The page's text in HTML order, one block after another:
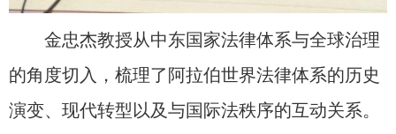
金忠杰教授从中东国家法律体系与全球治理
的角度切入，梳理了阿拉伯世界法律体系的历史
演变、现代转型以及与国际法秩序的互动关系。